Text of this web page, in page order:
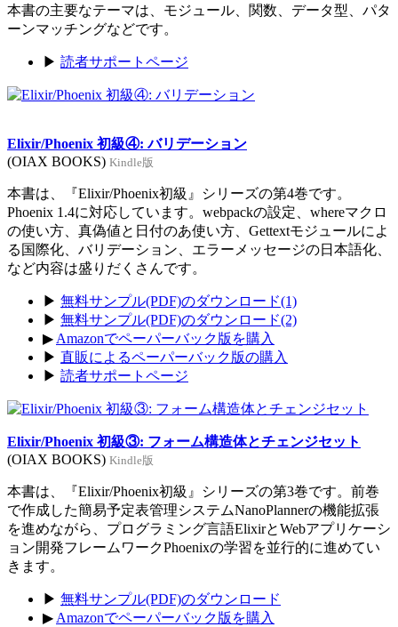
本書の主要なテーマは、モジュール、関数、データ型、パタ
ーンマッチングなどです。
▶ 読者サポートページ
Elixir/Phoenix 初級④: バリデーション
(OIAX BOOKS) Kindle版
本書は、『Elixir/Phoenix初級』シリーズの第4巻です。
Phoenix 1.4に対応しています。webpackの設定、whereマクロ
の使い方、真偽値と日付のあ使い方、Gettextモジュールによ
る国際化、バリデーション、エラーメッセージの日本語化、
など内容は盛りだくさんです。
▶ 無料サンプル(PDF)のダウンロード(1)
▶ 無料サンプル(PDF)のダウンロード(2)
▶ Amazonでペーパーバック版を購入
▶ 直販によるペーパーバック版の購入
▶ 読者サポートページ
Elixir/Phoenix 初級③: フォーム構造体とチェンジセット
(OIAX BOOKS) Kindle版
本書は、『Elixir/Phoenix初級』シリーズの第3巻です。前巻
で作成した簡易予定表管理システムNanoPlannerの機能拡張
を進めながら、プログラミング言語ElixirとWebアプリケーシ
ョン開発フレームワークPhoenixの学習を並行的に進めてい
きます。
▶ 無料サンプル(PDF)のダウンロード
▶ Amazonでペーパーバック版を購入